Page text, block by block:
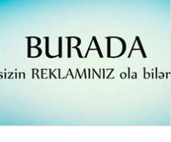
17:09 Bakıda estetik əməliyyatdan
sonra pasiyentin ölüm faktı üzrə
17:03 Lənkəranda təqaüdçüləri
aldadan şəxs saxlanılıb